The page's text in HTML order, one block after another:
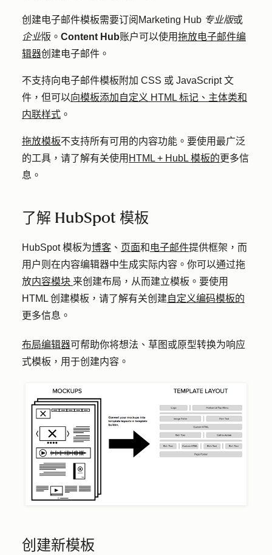
创建电子邮件模板需要订阅 Marketing Hub 专业版或
企业版。 Content Hub账户可以使用拖放电子邮件编
辑器创建电子邮件。
不支持向电子邮件模板附加 CSS 或 JavaScript 文
件，但可以向模板添加自定义 HTML 标记、主体类和
内联样式 。
拖放模板不支持所有可用的内容功能。要使用最广泛
的工具，请了解有关使用 HTML + HubL 模板的更多信
息。
了解 HubSpot 模板
HubSpot 模板为博客 、 页面和 电子邮件提供框架，而
用户则在内容编辑器中生成实际内容。你可以通过拖
放内容模块 来创建布局，从而建立模板。要使用
HTML 创建模板，请了解有关创建自定义编码模板的
更多信息。
布局编辑器可帮助你将想法、草图或原型转换为响应
式模板，用于创建内容。
创建新模板